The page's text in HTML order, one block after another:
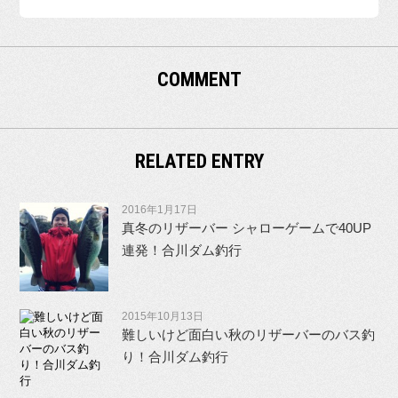
COMMENT
RELATED ENTRY
2016年1月17日
真冬のリザーバー シャローゲームで40UP
連発！合川ダム釣行
2015年10月13日
難しいけど面白い秋のリザーバーのバス釣
り！合川ダム釣行